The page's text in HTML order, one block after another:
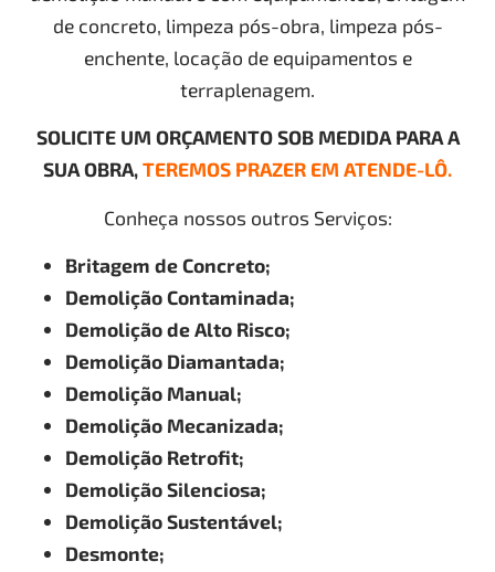
de concreto, limpeza pós-obra, limpeza pós-
enchente, locação de equipamentos e
terraplenagem.
SOLICITE UM ORÇAMENTO SOB MEDIDA PARA A
SUA OBRA,TEREMOS PRAZER EM ATENDE-LÔ.
Conheça nossos outros Serviços:
Britagem de Concreto;
Demolição Contaminada;
Demolição de Alto Risco;
Demolição Diamantada;
Demolição Manual;
Demolição Mecanizada;
Demolição Retrofit;
Demolição Silenciosa;
Demolição Sustentável;
Desmonte;